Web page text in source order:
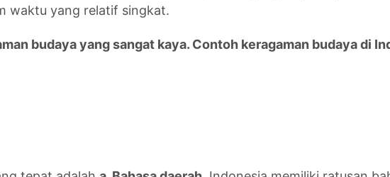
waktu yang relatif singkat.
budaya yang sangat kaya. Contoh keragaman budaya di